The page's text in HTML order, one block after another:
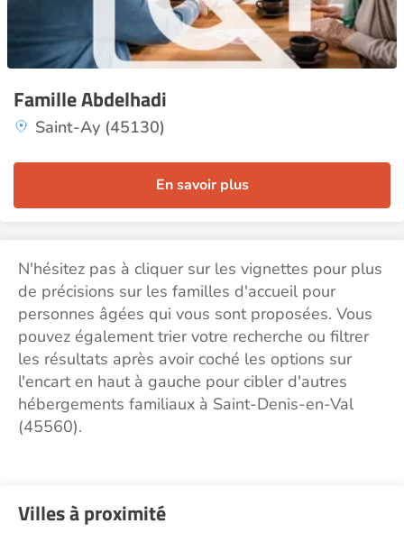
Famille Abdelhadi
Saint-Ay (45130)
En savoir plus
N'hésitez pas à cliquer sur les vignettes pour plus
de précisions sur les familles d'accueil pour
personnes âgées qui vous sont proposées. Vous
pouvez également trier votre recherche ou filtrer
les résultats après avoir coché les options sur
l'encart en haut à gauche pour cibler d'autres
hébergements familiaux à Saint-Denis-en-Val
(45560).
Villes à proximité